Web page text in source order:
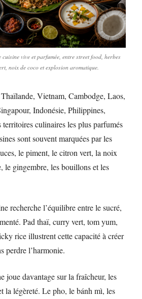
cuisine vive et parfumée, entre street food, herbes
noix de coco et explosion aromatique.
Vietnam, Cambodge, Laos,
Indonésie, Philippines,
culinaires les plus parfumés
sont souvent marquées par les
le piment, le citron vert, la noix
le gingembre, les bouillons et les
recherche l’équilibre entre le sucré,
Pad thaï, curry vert, tom yum,
rice illustrent cette capacité à créer
perdre l’harmonie.
joue davantage sur la fraîcheur, les
la légèreté. Le pho, le bánh mì, les